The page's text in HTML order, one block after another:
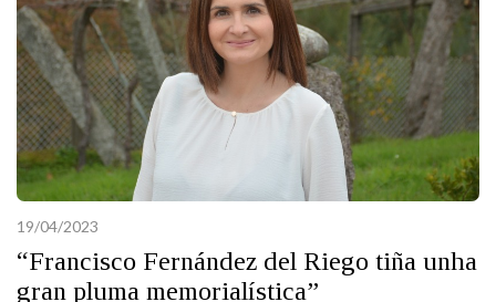
19/04/2023
“Francisco Fernández del Riego tiña unha
gran pluma memorialística”